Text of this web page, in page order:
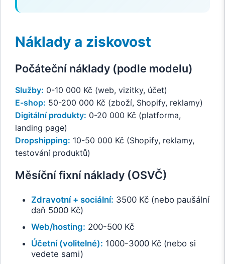
Náklady a ziskovost
Počáteční náklady (podle modelu)
Služby: 0-10 000 Kč (web, vizitky, účet)
E-shop: 50-200 000 Kč (zboží, Shopify, reklamy)
Digitální produkty: 0-20 000 Kč (platforma,
landing page)
Dropshipping: 10-50 000 Kč (Shopify, reklamy,
testování produktů)
Měsíční fixní náklady (OSVČ)
Zdravotní + sociální: 3500 Kč (nebo paušální
daň 5000 Kč)
Web/hosting: 200-500 Kč
Účetní (volitelné): 1000-3000 Kč (nebo si
vedete sami)